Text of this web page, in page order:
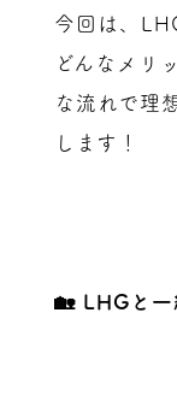
今回は、
どんなメリ
な流れで理
します！
🏡 LHGと一